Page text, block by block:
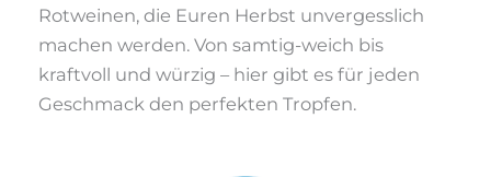
Rotweinen, die Euren Herbst unvergesslich
machen werden. Von samtig-weich bis
kraftvoll und würzig – hier gibt es für jeden
Geschmack den perfekten Tropfen.